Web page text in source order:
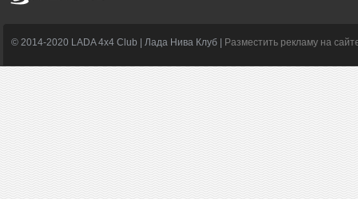
© 2014-2020 LADA 4x4 Club | Лада Нива Клуб | Разместить рекламу на